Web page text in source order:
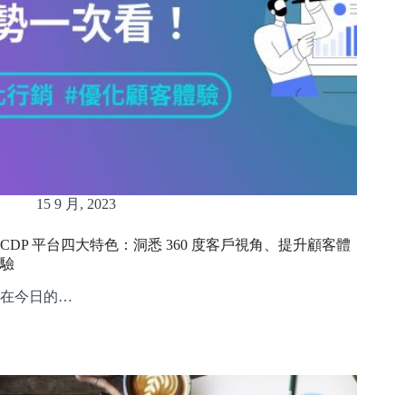
15 9 月, 2023
CDP 平台四大特色：洞悉 360 度客戶視角、提升顧客體
驗
在今日的…